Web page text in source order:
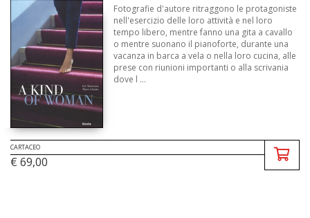
Fotografie d'autore ritraggono le protagoniste
nell'esercizio delle loro attività e nel loro
tempo libero, mentre fanno una gita a cavallo
o mentre suonano il pianoforte, durante una
vacanza in barca a vela o nella loro cucina, alle
prese con riunioni importanti o alla scrivania
dove l ...
CARTACEO
€ 69,00